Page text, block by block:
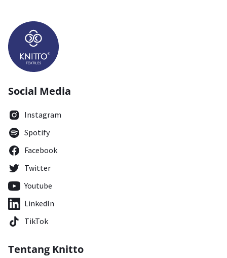
Social Media
Instagram
Spotify
Facebook
Twitter
Youtube
LinkedIn
TikTok
Tentang Knitto